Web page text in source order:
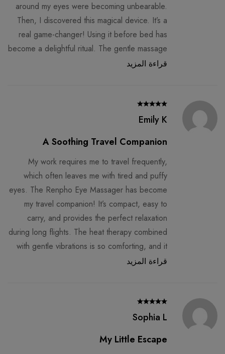
around my eyes were becoming unbearable.
Then, I discovered this magical device. It’s a
real game-changer! Using it before bed has
become a delightful ritual. The gentle massage
and heat relax my tense eye muscles, and I
قراءة المزيد
Emily K
A Soothing Travel Companion
My work requires me to travel frequently,
which often leaves me with tired and puffy
eyes. The Renpho Eye Massager has become
my travel companion! It’s compact, easy to
carry, and provides the perfect relaxation
during long flights. The heat therapy combined
with gentle vibrations is so comforting, and it
helps me arrive at my destination looking
قراءة المزيد
Sophia L
My Little Escape